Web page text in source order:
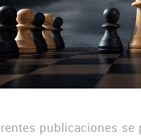
publicaciones se